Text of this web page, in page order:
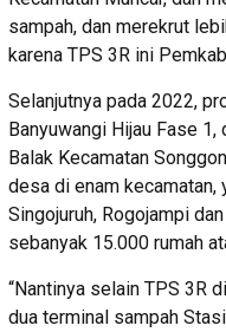
sampah, dan merekrut
karena TPS 3R ini
Selanjutnya pada 2022,
Banyuwangi Hijau Fase
Balak Kecamatan
desa di enam kecamatan,
Singojuruh, Rogojampi
sebanyak 15.000 rumah
“Nantinya selain TPS 3R
dua terminal sampah